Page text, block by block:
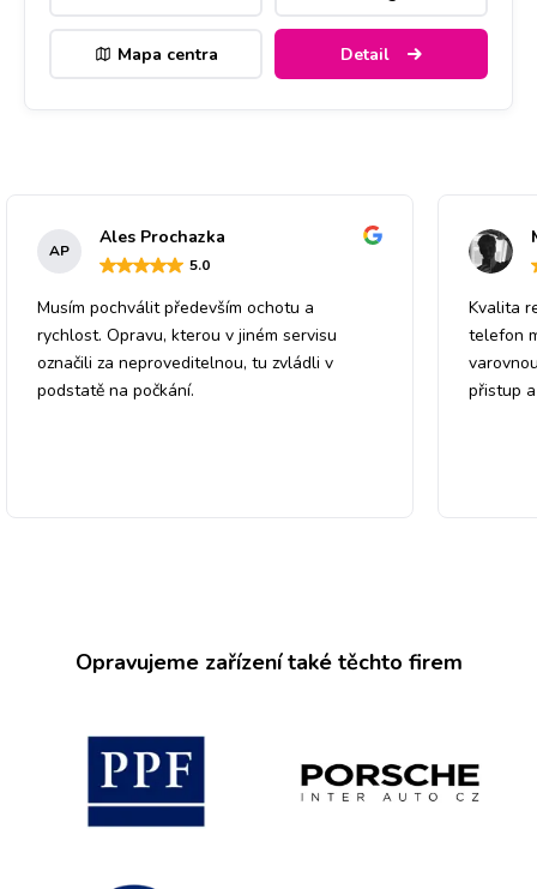
Mapa centra Detail
AP
Ales Prochazka
5.0
Musím pochválit především ochotu a
rychlost. Opravu, kterou v jiném servisu
označili za neproveditelnou, tu zvládli v
podstatě na počkání.
Kvalita
telefon
přistup
Opravujeme zařízení také těchto firem